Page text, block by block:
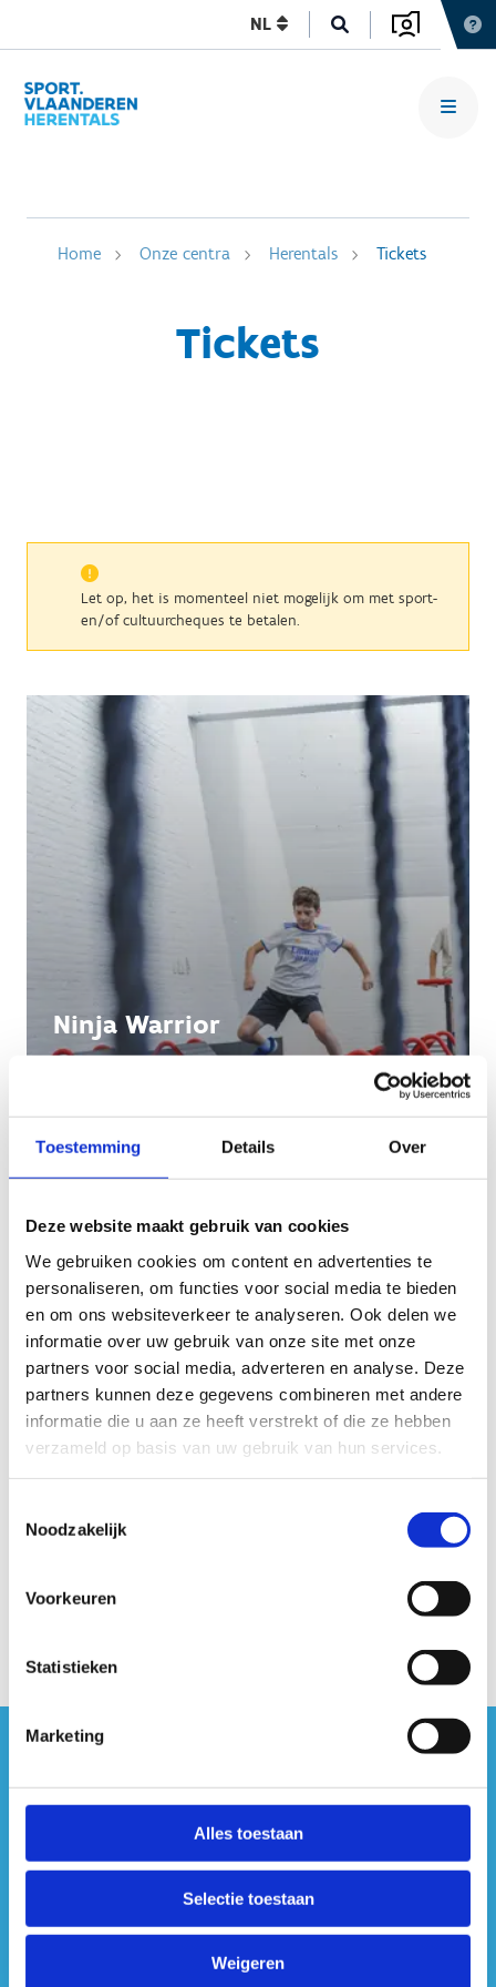
Toestemming Details Over
Deze website maakt gebruik van cookies
We gebruiken cookies om content en advertenties te
personaliseren, om functies voor social media te bieden
en om ons websiteverkeer te analyseren. Ook delen we
informatie over uw gebruik van onze site met onze
partners voor social media, adverteren en analyse. Deze
partners kunnen deze gegevens combineren met andere
informatie die u aan ze heeft verstrekt of die ze hebben
verzameld op basis van uw gebruik van hun services.
Noodzakelijk
Voorkeuren
Statistieken
Marketing
Alles toestaan
Selectie toestaan
Weigeren
NL
Home Onze centra Herentals Tickets
Tickets
Let op, het is momenteel niet mogelijk om met sport-
en/of cultuurcheques te betalen.
Ninja Warrior
Schuilt er een ninja warrior in jou? Ontdek het
Ijsbaan
Onze ijsbaan is vanaf vrijdag 2 oktober weer een